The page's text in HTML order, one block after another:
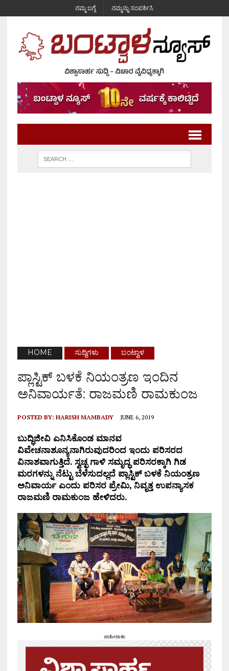
ನಮ್ಮ ಬಗ್ಗೆ ನಮ್ಮನ್ನು ಸಂಪರ್ಕಿಸಿ
HOME ಸುದ್ದಿಗಳು ಬಂಟ್ವಾಳ
ಪ್ಲಾಸ್ಟಿಕ್ ಬಳಕೆ ನಿಯಂತ್ರಣ ಇಂದಿನ
ಅನಿವಾರ್ಯತೆ: ರಾಜಮಣಿ ರಾಮಕುಂಜ
POSTED BY: HARISH MAMBADY JUNE 6, 2019
ಬುದ್ಧಿಜೀವಿ ಎನಿಸಿಕೊಂಡ ಮಾನವ
ವಿವೇಚನಾಶೂನ್ಯನಾಗಿರುವುದರಿಂದ ಇಂದು ಪರಿಸರದ
ವಿನಾಶವಾಗುತ್ತಿದೆ. ಸ್ವಚ್ಛ ಗಾಳಿ ಸಮೃದ್ಧ ಪರಿಸರಕ್ಕಾಗಿ ಗಿಡ
ಮರಗಳನ್ನು ನೆಟ್ಟು ಬೆಳೆಸುದಲ್ಲದೆ ಪ್ಲಾಸ್ಟಿಕ್ ಬಳಕೆ ನಿಯಂತ್ರಣ
ಅನಿವಾರ್ಯ ಎಂದು ಪರಿಸರ ಪ್ರೇಮಿ, ನಿವೃತ್ತ ಉಪನ್ಯಾಸಕ
ರಾಜಮಣಿ ರಾಮಕುಂಜ ಹೇಳಿದರು.
ಜಾಹೀರಾತು